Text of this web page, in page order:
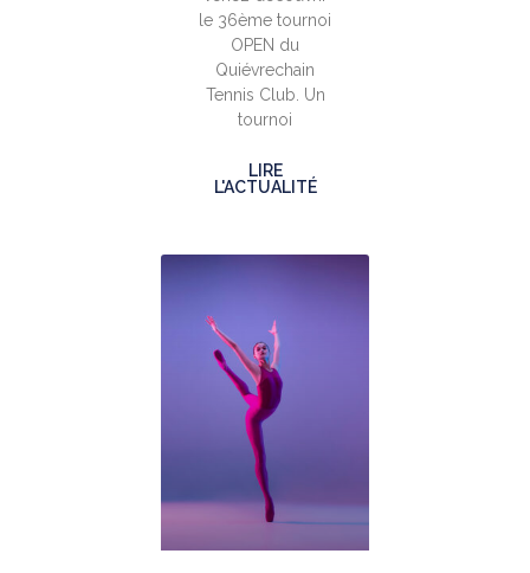
le 36ème tournoi
OPEN du
Quiévrechain
Tennis Club. Un
tournoi
LIRE
L'ACTUALITÉ